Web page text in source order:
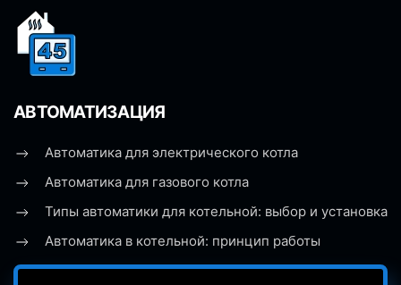
АВТОМАТИЗАЦИЯ
Автоматика для электрического котла
Автоматика для газового котла
Типы автоматики для котельной: выбор и установка
Автоматика в котельной: принцип работы